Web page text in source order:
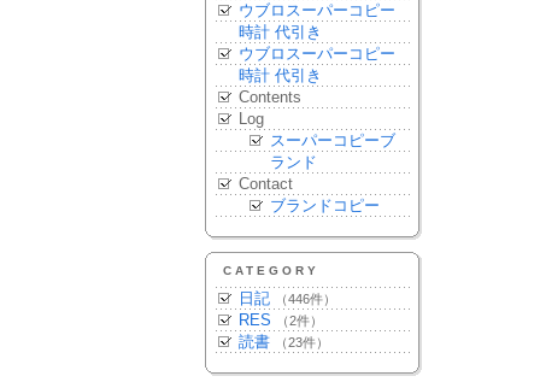
ウブロスーパーコピー
時計 代引き
ウブロスーパーコピー
時計 代引き
Contents
Log
スーパーコピーブ
ランド
Contact
ブランドコピー
CATEGORY
日記 （446件）
RES （2件）
読書 （23件）